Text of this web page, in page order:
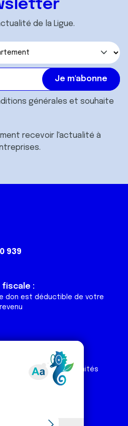
de la Ligue.
générales et souhaite
recevoir l'actualité à
939
fiscale :
don est déductible de votre
Espace Ligue & comités
Espace chercheur